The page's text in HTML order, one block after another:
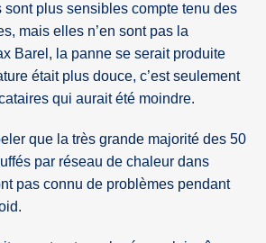
sont plus sensibles compte tenu des
mais elles n’en sont pas la
Barel, la panne se serait produite
était plus douce, c’est seulement
qui aurait été moindre.
que la très grande majorité des 50
par réseau de chaleur dans
pas connu de problèmes pendant